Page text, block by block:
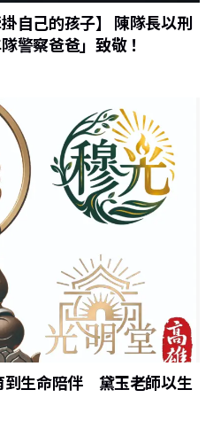
自己的孩子】 陳隊長以刑
警察爸爸」致敬！
到生命陪伴 黛玉老師以生